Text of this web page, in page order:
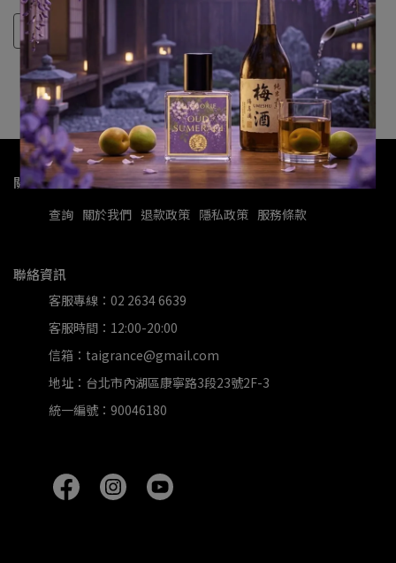
選購
關於我們
查詢 關於我們 退款政策 隱私政策 服務條款
聯絡資訊
客服專線：02 2634 6639
客服時間：12:00-20:00
信箱：taigrance@gmail.com
地址：台北市內湖區康寧路3段23號2F-3
統一編號：90046180